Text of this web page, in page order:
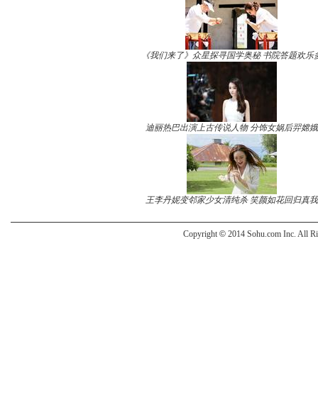
《我们来了》众星探寻国学奥秘 书院答题欢乐
迪丽热巴出演上古传说人物 分饰女娲后羿嫦娥
王李丹妮变邻家少女清纯杀 笑颜如花回归真我
Copyright © 2014 Sohu.com Inc. All